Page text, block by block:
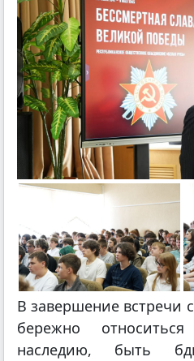
В завершение встречи
бережно
наследию, быть